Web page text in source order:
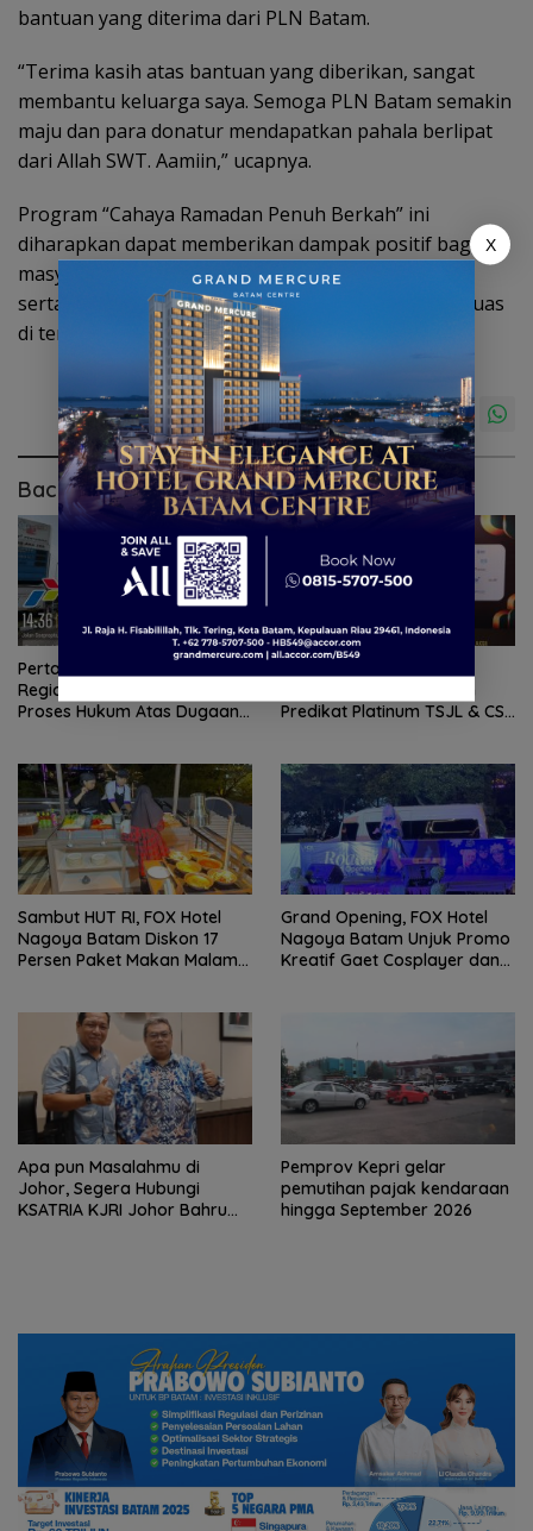
bantuan yang diterima dari PLN Batam.
“Terima kasih atas bantuan yang diberikan, sangat
membantu keluarga saya. Semoga PLN Batam semakin
maju dan para donatur mendapatkan pahala berlipat
dari Allah SWT. Aamiin,” ucapnya.
Program “Cahaya Ramadan Penuh Berkah” ini
diharapkan dapat memberikan dampak positif bagi
masyarakat, mempererat semangat kebersamaan,
serta menumbuhkan kepedulian sosial yang lebih luas
di tengah masyarakat Batam.(lilis)
Baca Juga
Pertamina Patra Niaga
Regional Sumbagut Hormati
Proses Hukum Atas Dugaan
Predikat Platinum TSJL & CSR
Sambut HUT RI, FOX Hotel
Nagoya Batam Diskon 17
Persen Paket Makan Malam
Grand Opening, FOX Hotel
Nagoya Batam Unjuk Promo
Kreatif Gaet Cosplayer dan
Apa pun Masalahmu di
Johor, Segera Hubungi
KSATRIA KJRI Johor Bahru
Pemprov Kepri gelar
pemutihan pajak kendaraan
hingga September 2026
X